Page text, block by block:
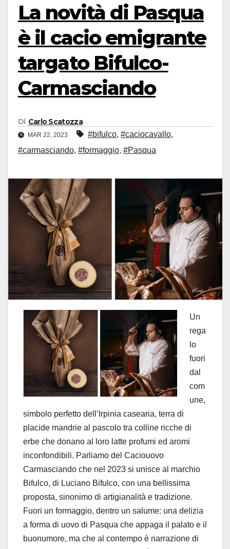
La novità di Pasqua
è il cacio emigrante
targato Bifulco-
Carmasciando
Di Carlo Scatozza
MAR 22, 2023 #bifulco, #caciocavallo,
#carmasciando, #formaggio, #Pasqua
Un
rega
lo
fuori
dal
com
une,
simbolo perfetto dell’Irpinia casearia, terra di
placide mandrie al pascolo tra colline ricche di
erbe che donano al loro latte profumi ed aromi
inconfondibili. Parliamo del Caciouovo
Carmasciando che nel 2023 si unisce al marchio
Bifulco, di Luciano Bifulco, con una bellissima
proposta, sinonimo di artigianalità e tradizione.
Fuori un formaggio, dentro un salume: una delizia
a forma di uovo di Pasqua che appaga il palato e il
buonumore, ma che al contempo è narrazione di